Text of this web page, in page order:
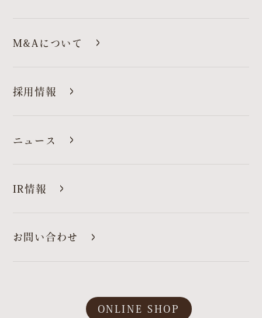
M&Aについて
採用情報
ニュース
IR情報
お問い合わせ
ONLINE SHOP